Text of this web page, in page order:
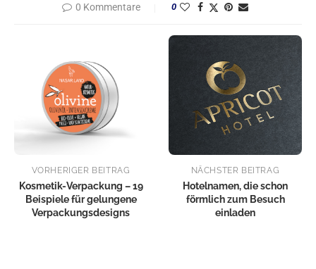
0 Kommentare 0
VORHERIGER BEITRAG
Kosmetik-Verpackung – 19
Beispiele für gelungene
Verpackungsdesigns
NÄCHSTER BEITRAG
Hotelnamen, die schon
förmlich zum Besuch
einladen